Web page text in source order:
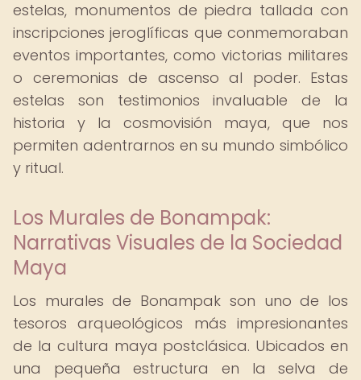
estelas, monumentos de piedra tallada con
inscripciones jeroglíficas que conmemoraban
eventos importantes, como victorias militares
o ceremonias de ascenso al poder. Estas
estelas son testimonios invaluable de la
historia y la cosmovisión maya, que nos
permiten adentrarnos en su mundo simbólico
y ritual.
Los Murales de Bonampak:
Narrativas Visuales de la Sociedad
Maya
Los murales de Bonampak son uno de los
tesoros arqueológicos más impresionantes
de la cultura maya postclásica. Ubicados en
una pequeña estructura en la selva de